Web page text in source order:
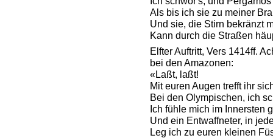
Als bis ich sie zu meiner
Und sie, die Stirn bekränzt
Kann durch die Straßen
Elfter Auftritt, Vers 1414ff.
bei den Amazonen:
«Laßt, laßt!
Mit euren Augen trefft ihr
Bei den Olympischen, ich
Ich fühle mich im Innersten
Und ein Entwaffneter, in
Leg ich zu euren kleinen